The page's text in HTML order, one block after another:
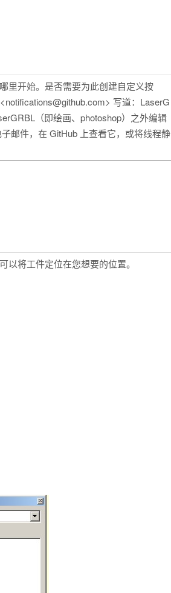
里开始。是否需要为此创建自定义按
写道：LaserG
（即绘画、photoshop）之外编辑
邮件，在 GitHub 上查看它，或将线程静
将工件定位在您想要的位置。